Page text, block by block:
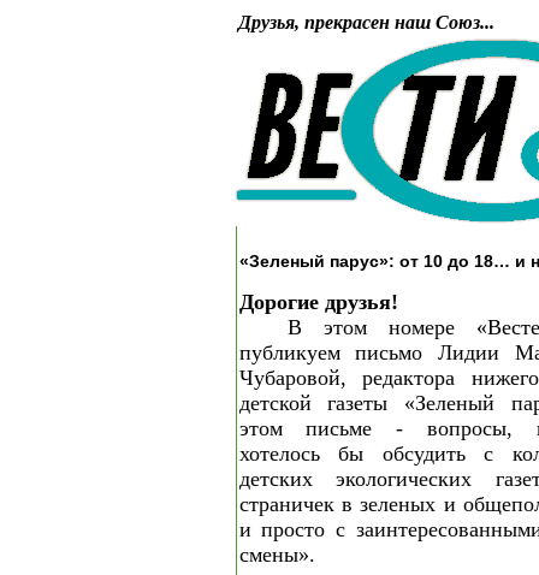
Друзья, прекрасен наш Союз...
«Зеленый парус»: от 10 до 18… и
Дорогие друзья!
В этом номере
публикуем письмо Лидии
Чубаровой, редактора
детской газеты «Зеленый
этом письме - вопросы,
хотелось бы обсудить с
детских экологических
страничек в зеленых и
и просто с
смены».